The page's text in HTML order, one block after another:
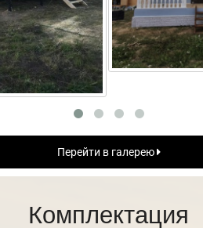
Перейти в галерею
Комплектация